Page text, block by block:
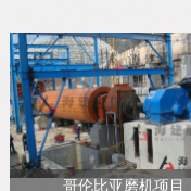
哥伦比亚磨机项目